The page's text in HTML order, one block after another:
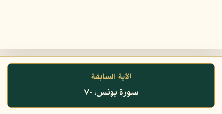
الآية السابقة
سورة يونس، ٧٠